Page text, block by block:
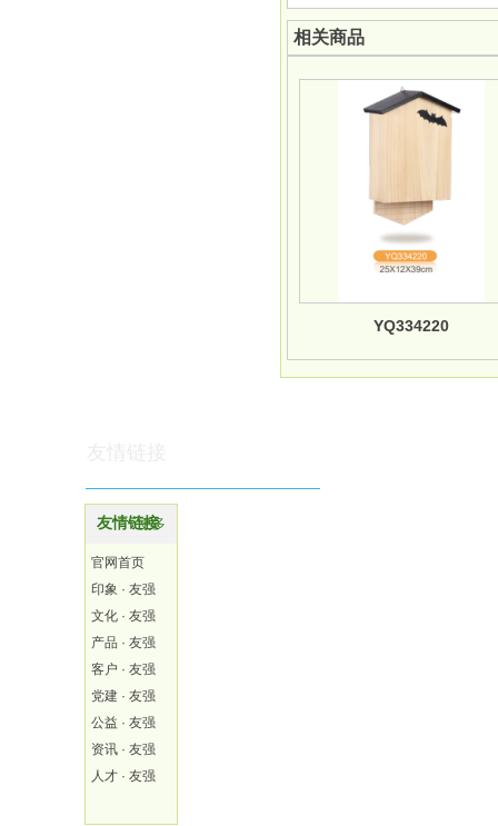
相关商品
YQ334220
友情链接
更多
官网首页
印象 · 友强
文化 · 友强
产品 · 友强
客户 · 友强
党建 · 友强
公益 · 友强
资讯 · 友强
人才 · 友强